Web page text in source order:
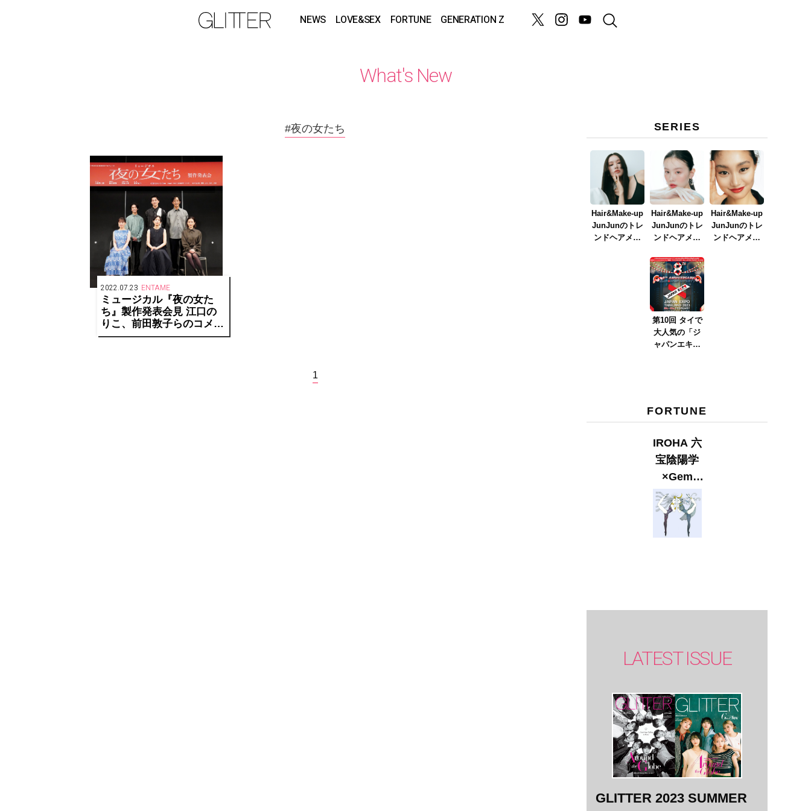
NEWS LOVE&SEX FORTUNE GENERATION Z
What's New
#夜の女たち
2022.07.23 ENTAME
ミュージカル『夜の女た
ち』製作発表会見 江口の
りこ、前田敦子らのコメン
ト到着！
1
SERIES
Hair&Make-up
JunJunのトレ
ンドヘアメイ
Hair&Make-up
JunJunのトレ
ンドヘアメイ
イク
ver.2023』
Hair&Make-up
JunJunのトレ
ンドヘアメイ
第10回 タイで
大人気の「ジ
ャパンエキス
FORTUNE
IROHA 六
宝陰陽学
×Gem
Muse
【GLITTER
2023
LATEST ISSUE
GLITTER 2023 SUMMER